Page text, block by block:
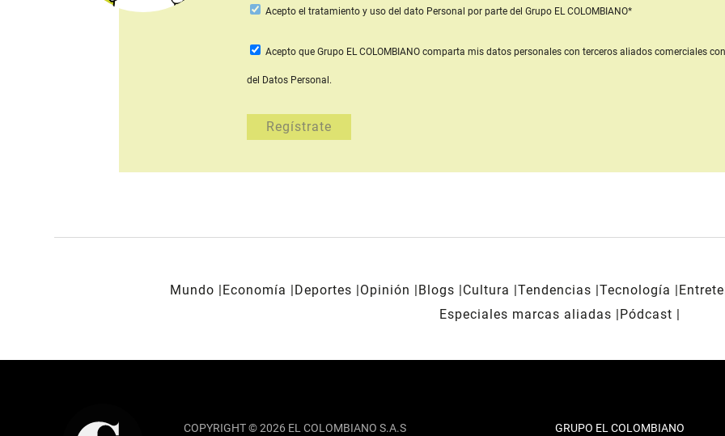
Aceptoel tratamiento y uso del dato Personal por parte del Grupo EL COLOMBIANO*
Acepto que Grupo EL COLOMBIANO comparta mis datos personales con terceros aliados comerciales
del Datos Personal.
Mundo Economía Deportes Opinión Blogs Cultura Tendencias Tecnología
Especiales marcas aliadas
Pódcast
COPYRIGHT © 2026 EL COLOMBIANO S.A.S
GRUPO EL COLOMBIANO